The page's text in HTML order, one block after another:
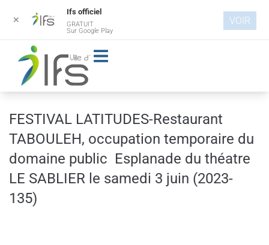
principal
FESTIVAL LATITUDES-Restaurant
TABOULEH, occupation temporaire du
domaine public Esplanade du théatre
LE SABLIER le samedi 3 juin (2023-
135)
✕
Ifs officiel
GRATUIT
Sur Google Play
VOIR